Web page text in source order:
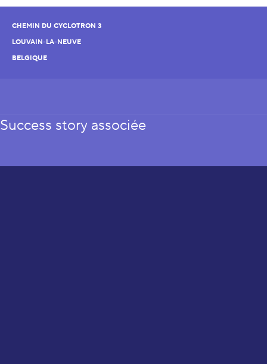
CHEMIN DU CYCLOTRON 3
LOUVAIN-LA-NEUVE
BELGIQUE
Success story associée